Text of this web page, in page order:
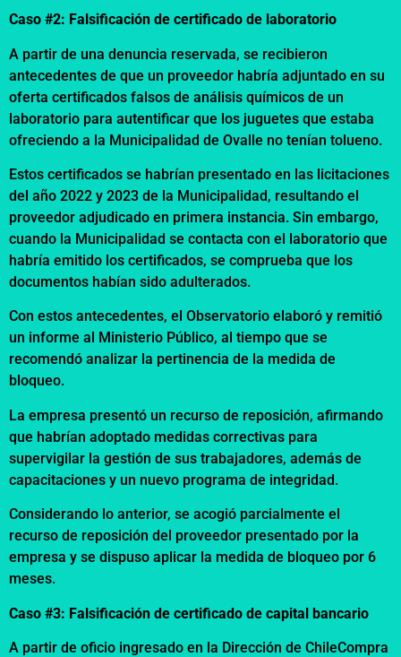
Caso #2: Falsificación de certificado de laboratorio
A partir de una denuncia reservada, se recibieron
antecedentes de que un proveedor habría adjuntado en su
oferta certificados falsos de análisis químicos de un
laboratorio para autentificar que los juguetes que estaba
ofreciendo a la Municipalidad de Ovalle no tenían tolueno.
Estos certificados se habrían presentado en las licitaciones
del año 2022 y 2023 de la Municipalidad, resultando el
proveedor adjudicado en primera instancia. Sin embargo,
cuando la Municipalidad se contacta con el laboratorio que
habría emitido los certificados, se comprueba que los
documentos habían sido adulterados.
Con estos antecedentes, el Observatorio elaboró y remitió
un informe al Ministerio Público, al tiempo que se
recomendó analizar la pertinencia de la medida de
bloqueo.
La empresa presentó un recurso de reposición, afirmando
que habrían adoptado medidas correctivas para
supervigilar la gestión de sus trabajadores, además de
capacitaciones y un nuevo programa de integridad.
Considerando lo anterior, se acogió parcialmente el
recurso de reposición del proveedor presentado por la
empresa y se dispuso aplicar la medida de bloqueo por 6
meses.
Caso #3: Falsificación de certificado de capital bancario
A partir de oficio ingresado en la Dirección de ChileCompra